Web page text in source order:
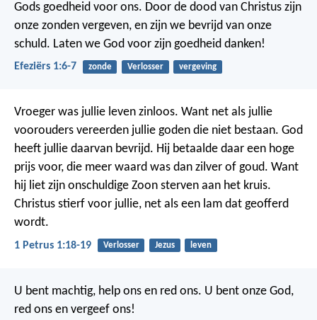
Gods goedheid voor ons. Door de dood van Christus zijn
onze zonden vergeven, en zijn we bevrijd van onze
schuld. Laten we God voor zijn goedheid danken!
Efeziërs 1:6-7 zonde Verlosser vergeving
Vroeger was jullie leven zinloos. Want net als jullie
voorouders vereerden jullie goden die niet bestaan. God
heeft jullie daarvan bevrijd. Hij betaalde daar een hoge
prijs voor, die meer waard was dan zilver of goud. Want
hij liet zijn onschuldige Zoon sterven aan het kruis.
Christus stierf voor jullie, net als een lam dat geofferd
wordt.
1 Petrus 1:18-19 Verlosser Jezus leven
U bent machtig, help ons en red ons. U bent onze God,
red ons en vergeef ons!